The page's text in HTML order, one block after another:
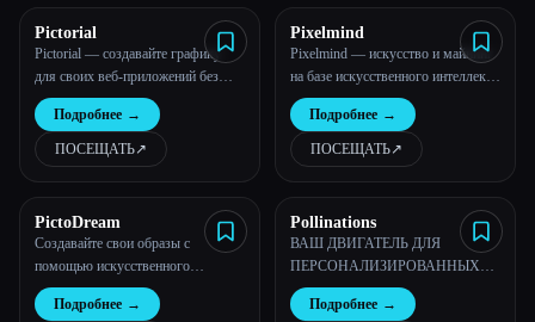
Pictorial
Pictorial — создавайте графику
для своих веб-приложений без
особых усилий
Подробнее →
ПОСЕЩАТЬ↗︎
Pixelmind
Pixelmind — искусство и майнинг
на базе искусственного интеллекта
в NFTS
Подробнее →
ПОСЕЩАТЬ↗︎
PictoDream
Создавайте свои образы с
помощью искусственного
интеллекта - Pictodream.Com
Подробнее →
Pollinations
ВАШ ДВИГАТЕЛЬ ДЛЯ
ПЕРСОНАЛИЗИРОВАННЫХ
МЕДИА
Подробнее →